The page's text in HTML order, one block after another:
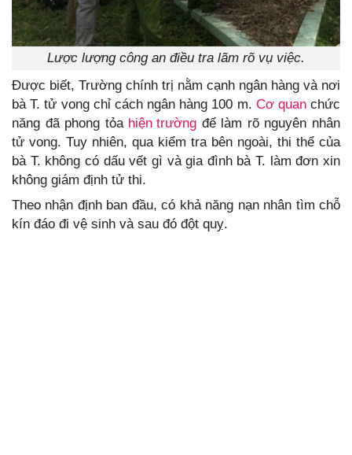
Lược lượng công an điều tra lãm rõ vụ việc.
Được biết, Trường chính trị nằm cạnh ngân hàng và nơi
bà T. tử vong chỉ cách ngân hàng 100 m. Cơ quanchức
năng đã phong tỏa hiện trường để làm rõ nguyên nhân
tử vong. Tuy nhiên, qua kiểm tra bên ngoài, thi thể của
bà T. không có dấu vết gì và gia đình bà T. làm đơn xin
không giám định tử thi.
Theo nhận định ban đầu, có khả năng nạn nhân tìm chỗ
kín đáo đi vệ sinh và sau đó đột quỵ.